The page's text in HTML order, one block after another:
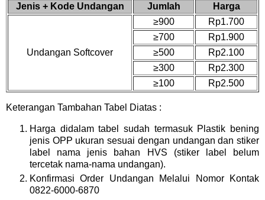
Jenis + Kode Undangan
Jumlah Harga
Undangan Softcover
≥900
Rp1.700
≥700
Rp1.900
≥500
Rp2.100
≥300
Rp2.300
≥100
Rp2.500
Keterangan Tambahan Tabel Diatas :
Harga didalam tabel sudah termasuk Plastik bening
jenis OPP ukuran sesuai dengan undangan dan stiker
label nama jenis bahan HVS (stiker label belum
tercetak nama-nama undangan).
Konfirmasi Order Undangan Melalui Nomor Kontak
0822-6000-6870